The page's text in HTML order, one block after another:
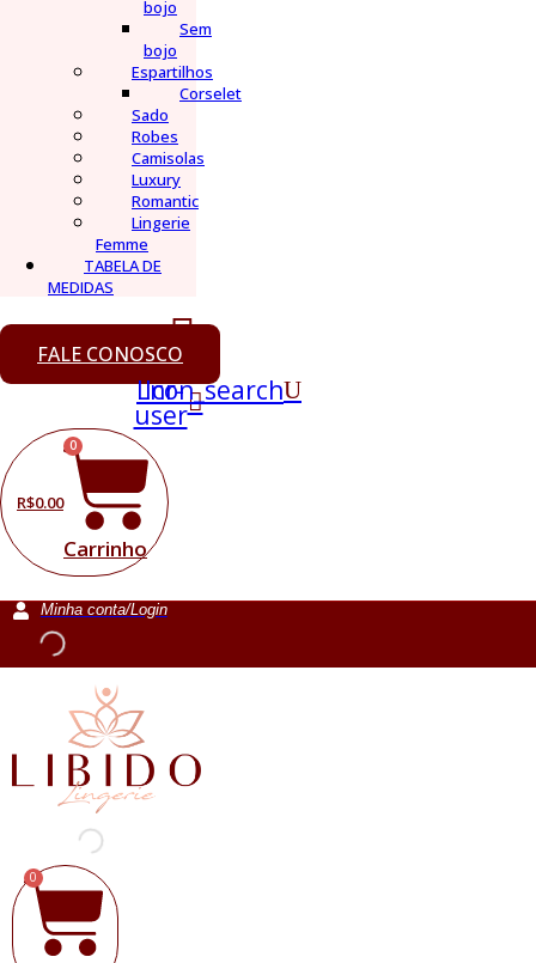
bojo
Sem
bojo
Espartilhos
Corselet
Sado
Robes
Camisolas
Luxury
Romantic
Lingerie
Femme
TABELA DE
MEDIDAS
FALE CONOSCO
Lnr-
user
Icon_search
R$0.00
0
Carrinho
Minha conta/Login
0